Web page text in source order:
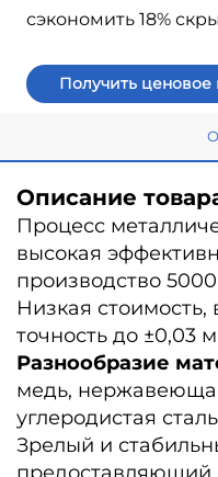
сэкономить 18%
Получить
Описание
Процесс
высокая
производство
Низкая стоимость,
точность до ±0,03
Разнообразие
медь,
углеродистая
Зрелый и